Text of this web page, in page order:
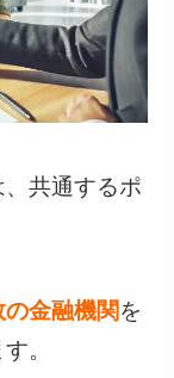
、共通するポ
の金融機関を
。